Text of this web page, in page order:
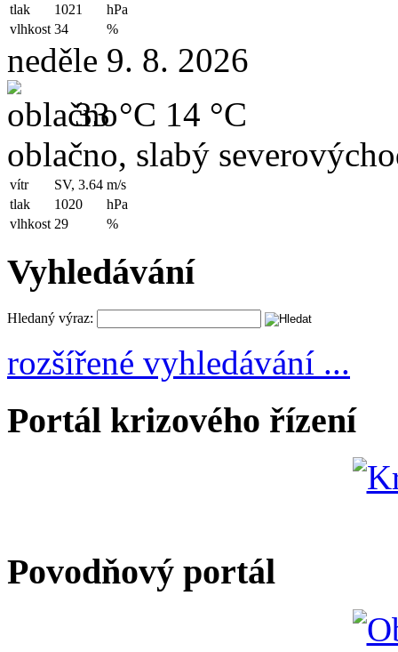
tlak
1021
hPa
vlhkost 34 %
neděle 9. 8. 2026
33 °C 14 °C
oblačno, slabý
vítr SV, 3.64 m/s
tlak
1020
hPa
vlhkost 29 %
Vyhledávání
Hledaný výraz:
rozšířené vyhledávání ...
Portál krizového řízení
Povodňový portál